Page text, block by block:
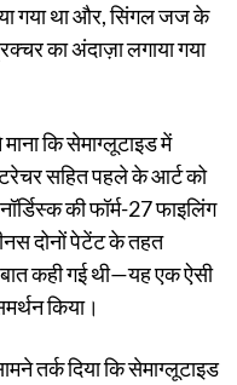
गया था और, सिंगल जज के
का अंदाज़ा लगाया गया
कि सेमाग्लूटाइड में
सहित पहले के आर्ट को
की फॉर्म-27 फाइलिंग
दोनों पेटेंट के तहत
कही गई थी—यह एक ऐसी
किया।
तर्क दिया कि सेमाग्लूटाइड